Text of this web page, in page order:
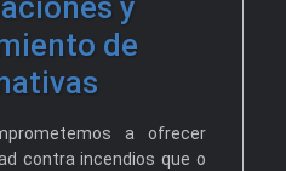
y
de
a ofrecer
contra incendios que o